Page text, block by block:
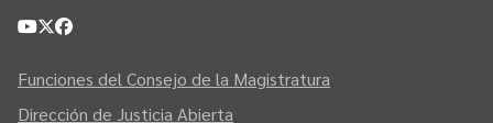
Funciones del Consejo de la Magistratura
Dirección de Justicia Abierta